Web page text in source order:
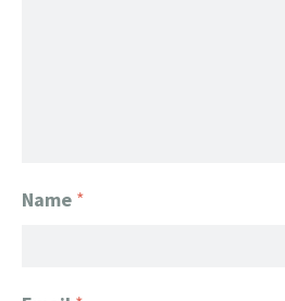
Name *